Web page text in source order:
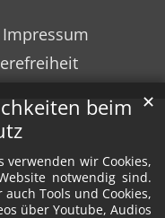
beim
verwenden wir Cookies,
notwendig sind.
Tools und Cookies,
über Youtube, Audios
✕
Impressum